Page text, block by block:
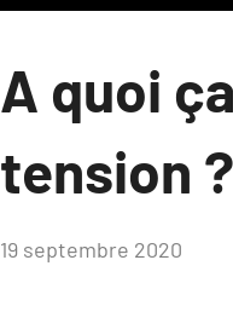
Blog
A quoi
tension ?
par
19 septembre 2020